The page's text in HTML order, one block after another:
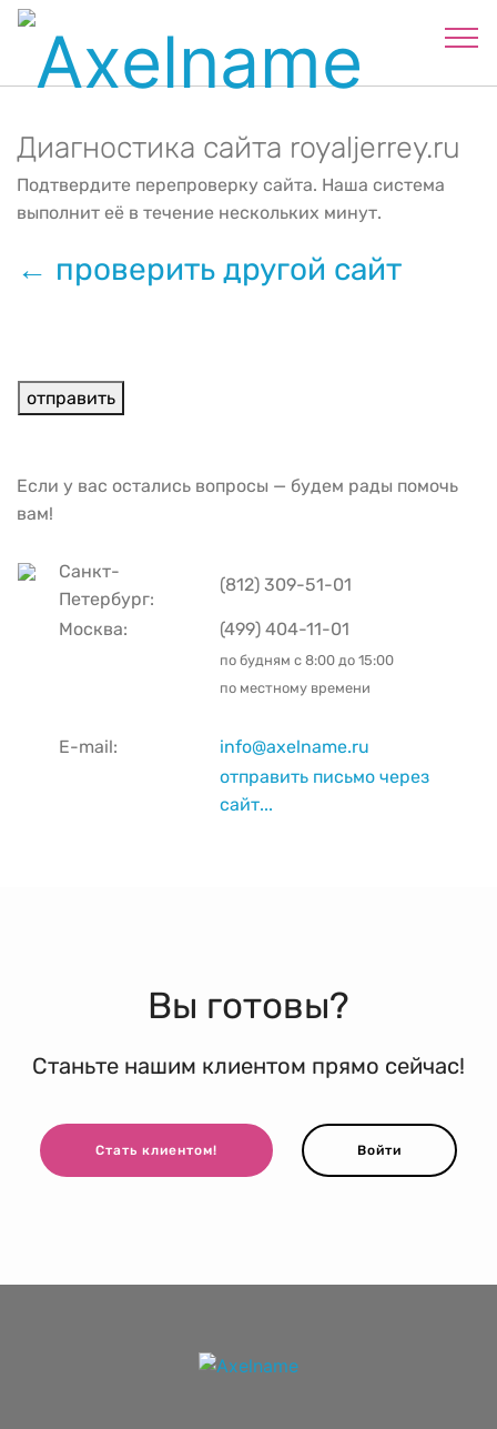
Диагностика сайта royaljerrey.ru
Подтвердите перепроверку сайта. Наша система
выполнит её в течение нескольких минут.
← проверить другой сайт
Если у вас остались вопросы — будем рады помочь
вам!
Санкт-
Петербург:
(812) 309-51-01
Москва: (499) 404-11-01
по будням с 8:00 до 15:00
по местному времени
E-mail:
info@axelname.ru
отправить письмо через
сайт...
Вы готовы?
Станьте нашим клиентом прямо сейчас!
Стать клиентом! Войти